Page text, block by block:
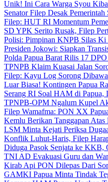
Unik! Ini Cara Warga Syou
Senator Filep Desak
Filep: HUT RI Momentum
SD YPK Serito Rusak, Filep
Polisi: Pimpinan KNPB Silas Ki
Presiden Jokowi: Siapkan
Polda Papua Barat Rilis 17
TPNPB Klaim Kuasai Jalan
Filep: Kayu Log Sorong
Luar Biasa! Kontingen Papua
Serang RI Soal HAM di Papua,
TPNPB-OPM Ngalum Kupel
Filep Wamafma: PON XX
Kemlu Berikan Tanggapan
LSM Minta Kejati Periksa
Konflik Luhut-Haris, Filep
Diduga Pasok Senjata ke KKB,
TNI AD Evakuasi Guru dan
Kirab Api PON Dilepas Dari
GAMKI Papua Minta Tindak